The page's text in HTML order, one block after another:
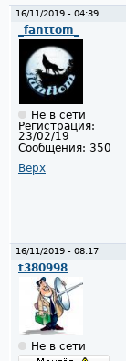
16/11/2019 - 04:39
_fanttom_
Не в сети
Регистрация:
23/02/19
Сообщения: 350
Верх
16/11/2019 - 08:17
t380998
Не в сети